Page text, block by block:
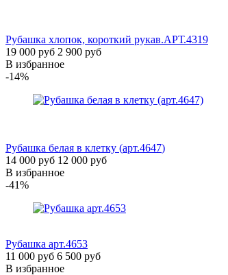
Рубашка хлопок, короткий рукав.АРТ.4319
19 000 руб 2 900 руб
В избранное
-14%
Рубашка белая в клетку (арт.4647)
14 000 руб 12 000 руб
В избранное
-41%
Рубашка арт.4653
11 000 руб 6 500 руб
В избранное